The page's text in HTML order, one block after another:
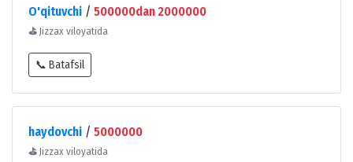
O'qituvchi / 500000dan 2000000
⛳ Jizzax viloyatida
📞 Batafsil
haydovchi / 5000000
⛳ Jizzax viloyatida